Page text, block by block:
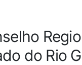
do Rio